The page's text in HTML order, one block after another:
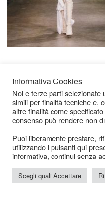
Informativa Cookies
Noi e terze parti selezionate
simili per finalità tecniche e,
altre finalità come specificato
consenso può rendere non
Puoi liberamente prestare,
utilizzando i pulsanti qui
informativa, continui senza
Scegli quali Accettare